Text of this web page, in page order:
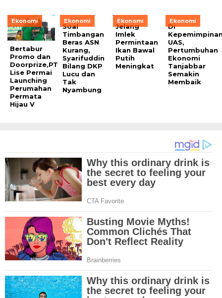
Ekonomi
Bertabur
Promo dan
Doorprize,PT
Lise Permai
Launching
Perumahan
Permata
Hijau V
Ekonomi
Soal
Timbangan
Beras ASN
Kurang,
Syarifuddin
Bilang DKP
Lucu dan
Tak
Nyambung
Ekonomi
Jelang
Imlek
Permintaan
Ikan Bawal
Putih
Meningkat
Ekonomi
Di
UAS,
Pertumbuhan
Ekonomi
Tanjabbar
Semakin
Membaik